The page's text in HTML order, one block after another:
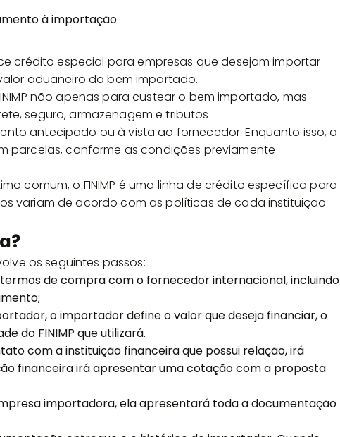
crédito especial para empresas que desejam importar
aduaneiro do bem importado.
não apenas para custear o bem importado, mas
seguro, armazenagem e tributos.
antecipado ou à vista ao fornecedor. Enquanto isso, a
parcelas, conforme as condições previamente
comum, o FINIMP é uma linha de crédito específica para
variam de acordo com as políticas de cada instituição
os seguintes passos:
de compra com o fornecedor internacional, incluindo
o importador define o valor que deseja financiar, o
do FINIMP que utilizará.
com a instituição financeira que possui relação, irá
financeira irá apresentar uma cotação com a proposta
importadora, ela apresentará toda a documentação